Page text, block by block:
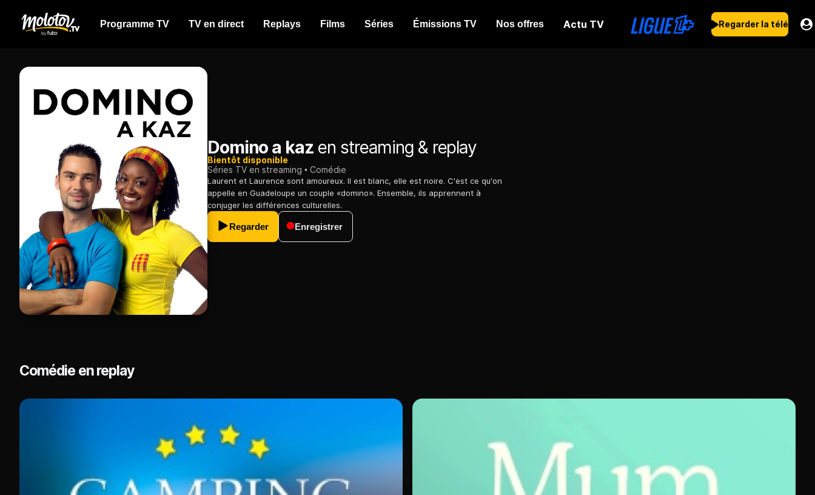
Programme TV TV en direct Replays Films Séries Émissions TV Nos offres Actu TV Regarder la télé
Domino a kaz en streaming & replay
Bientôt disponible
Séries TV en streaming
Comédie
Laurent et Laurence sont amoureux. Il est blanc, elle est noire. C'est ce qu'on
appelle en Guadeloupe un couple «domino». Ensemble, ils apprennent à
conjuger les différences culturelles.
Regarder Enregistrer
Comédie en replay